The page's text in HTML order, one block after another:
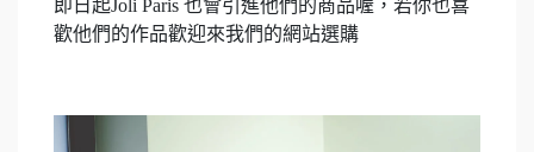
即日起Joli Paris 也會引進他們的商品喔，若你也喜
歡他們的作品歡迎來我們的網站選購